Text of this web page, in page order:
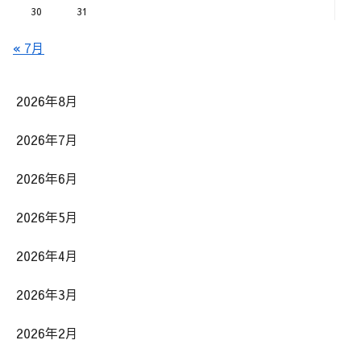
30
31
« 7月
2026年8月
2026年7月
2026年6月
2026年5月
2026年4月
2026年3月
2026年2月